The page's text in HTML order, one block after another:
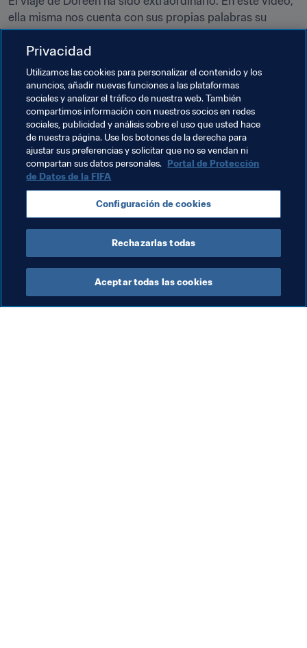
ella misma nos cuenta con sus propias palabras su
historia de superación.
FIFA.COM
La graduación, solo otro paso en el
camino para mentores y aprendizas
Temas relacionados
Alemania Kenya
Privacidad
Utilizamos las cookies para personalizar el contenido y los
anuncios, añadir nuevas funciones a las plataformas
sociales y analizar el tráfico de nuestra web. También
compartimos información con nuestros socios en redes
sociales, publicidad y análisis sobre el uso que usted hace
de nuestra página. Use los botones de la derecha para
ajustar sus preferencias y solicitar que no se vendan ni
compartan sus datos personales. Portal de Protección
de Datos de la FIFA
Configuración de cookies
Rechazarlas todas
Aceptar todas las cookies